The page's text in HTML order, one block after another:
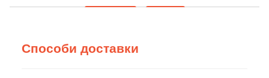
Способи доставки